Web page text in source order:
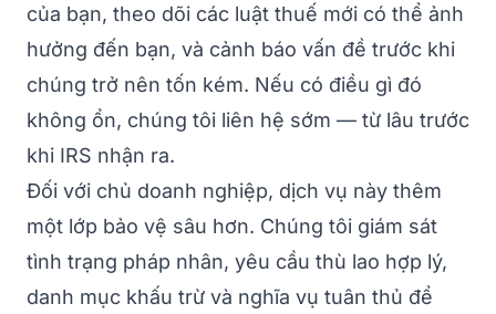
của bạn, theo dõi các luật thuế mới có thể ảnh
hưởng đến bạn, và cảnh báo vấn đề trước khi
chúng trở nên tốn kém. Nếu có điều gì đó
không ổn, chúng tôi liên hệ sớm — từ lâu trước
khi IRS nhận ra.
Đối với chủ doanh nghiệp, dịch vụ này thêm
một lớp bảo vệ sâu hơn. Chúng tôi giám sát
tình trạng pháp nhân, yêu cầu thù lao hợp lý,
danh mục khấu trừ và nghĩa vụ tuân thủ để